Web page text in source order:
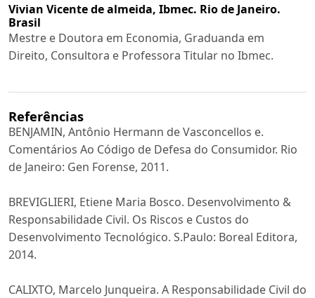
Vivian Vicente de almeida, Ibmec. Rio de Janeiro.
Brasil
Mestre e Doutora em Economia, Graduanda em
Direito, Consultora e Professora Titular no Ibmec.
Referências
BENJAMIN, Antônio Hermann de Vasconcellos e.
Comentários Ao Código de Defesa do Consumidor. Rio
de Janeiro: Gen Forense, 2011.
BREVIGLIERI, Etiene Maria Bosco. Desenvolvimento &
Responsabilidade Civil. Os Riscos e Custos do
Desenvolvimento Tecnológico. S.Paulo: Boreal Editora,
2014.
CALIXTO, Marcelo Junqueira. A Responsabilidade Civil do